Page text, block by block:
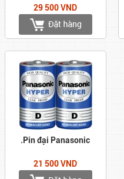
29 500 VND
.Pin đại Panasonic
21 500 VND